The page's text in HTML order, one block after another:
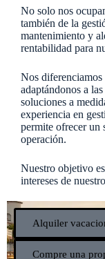
No solo nos
también de la
mantenimiento y
rentabilidad para
Nos
adaptándonos a
soluciones a
experiencia en
permite ofrecer un
operación.
Nuestro objetivo
intereses de
Alquiler
Compre una